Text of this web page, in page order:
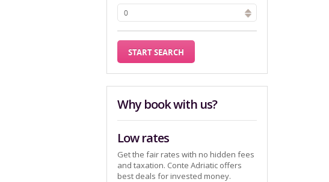
Why book with us?
Low rates
Get the fair rates with no hidden fees
and taxation. Conte Adriatic offers
best deals for invested money.